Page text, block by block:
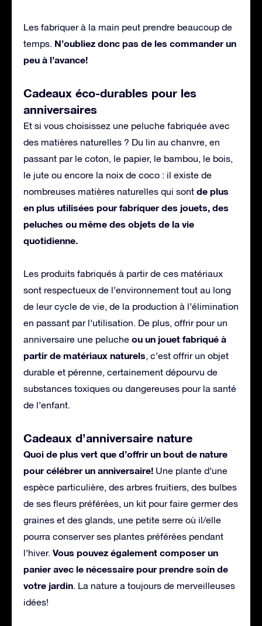
Les fabriquer à la main peut prendre beaucoup de
temps. N’oubliez donc pas de les commander un
peu à l’avance!
Cadeaux éco-durables pour les
anniversaires
Et si vous choisissez une peluche fabriquée avec
des matières naturelles ? Du lin au chanvre, en
passant par le coton, le papier, le bambou, le bois,
le jute ou encore la noix de coco : il existe de
nombreuses matières naturelles qui sont de plus
en plus utilisées pour fabriquer des jouets, des
peluches ou même des objets de la vie
quotidienne.
Les produits fabriqués à partir de ces matériaux
sont respectueux de l’environnement tout au long
de leur cycle de vie, de la production à l’élimination
en passant par l’utilisation. De plus, offrir pour un
anniversaire une peluche ou un jouet fabriqué à
partir de matériaux naturels, c’est offrir un objet
durable et pérenne, certainement dépourvu de
substances toxiques ou dangereuses pour la santé
de l’enfant.
Cadeaux d’anniversaire nature
Quoi de plus vert que d’offrir un bout de nature
pour célébrer un anniversaire! Une plante d’une
espèce particulière, des arbres fruitiers, des bulbes
de ses fleurs préférées, un kit pour faire germer des
graines et des glands, une petite serre où il/elle
pourra conserver ses plantes préférées pendant
l’hiver. Vous pouvez également composer un
panier avec le nécessaire pour prendre soin de
votre jardin. La nature a toujours de merveilleuses
idées!